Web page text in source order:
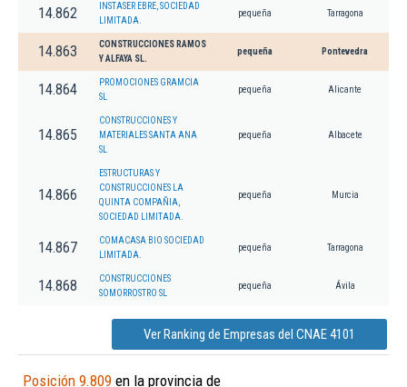
14.862
INSTASER EBRE, SOCIEDAD
LIMITADA.
pequeña Tarragona
14.863
CONSTRUCCIONES RAMOS
Y ALFAYA SL.
pequeña Pontevedra
14.864
PROMOCIONES GRAMCIA
SL
pequeña Alicante
14.865
CONSTRUCCIONES Y
MATERIALES SANTA ANA
SL
pequeña Albacete
14.866
ESTRUCTURAS Y
CONSTRUCCIONES LA
QUINTA COMPAÑIA,
SOCIEDAD LIMITADA.
pequeña Murcia
14.867
COMACASA BIO SOCIEDAD
LIMITADA.
pequeña Tarragona
14.868
CONSTRUCCIONES
SOMORROSTRO SL
pequeña Ávila
Ver Ranking de Empresas del CNAE 4101
Posición 9.809 en la provincia de